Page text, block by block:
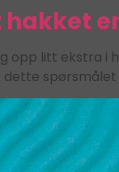
hakket
opp litt ekstra i